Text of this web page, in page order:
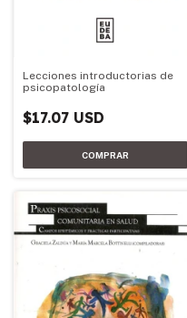
Lecciones introductorias de
psicopatología
$17.07 USD